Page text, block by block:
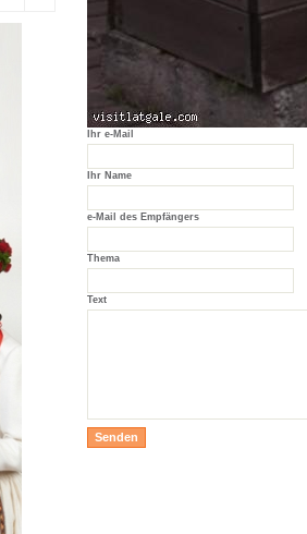
Ihr e-Mail
Ihr Name
e-Mail des Empfängers
Thema
Text